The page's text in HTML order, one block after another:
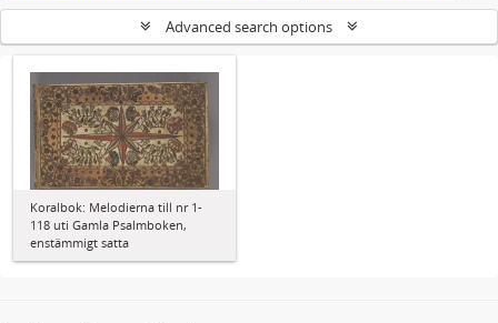
Advanced search options
Koralbok: Melodierna till nr 1-
118 uti Gamla Psalmboken,
enstämmigt satta